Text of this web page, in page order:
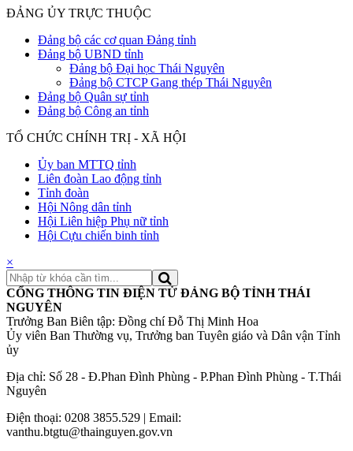
ĐẢNG ỦY TRỰC THUỘC
Đảng bộ các cơ quan Đảng tỉnh
Đảng bộ UBND tỉnh
Đảng bộ Đại học Thái Nguyên
Đảng bộ CTCP Gang thép Thái Nguyên
Đảng bộ Quân sự tỉnh
Đảng bộ Công an tỉnh
TỔ CHỨC CHÍNH TRỊ - XÃ HỘI
Ủy ban MTTQ tỉnh
Liên đoàn Lao động tỉnh
Tỉnh đoàn
Hội Nông dân tỉnh
Hội Liên hiệp Phụ nữ tỉnh
Hội Cựu chiến binh tỉnh
×
CỔNG THÔNG TIN ĐIỆN TỬ ĐẢNG BỘ TỈNH THÁI
NGUYÊN
Trưởng Ban Biên tập: Đồng chí Đỗ Thị Minh Hoa
Ủy viên Ban Thường vụ, Trưởng ban Tuyên giáo và Dân vận Tỉnh
ủy
Địa chỉ: Số 28 - Đ.Phan Đình Phùng - P.Phan Đình Phùng - T.Thái
Nguyên
Điện thoại: 0208 3855.529 | Email:
vanthu.btgtu@thainguyen.gov.vn